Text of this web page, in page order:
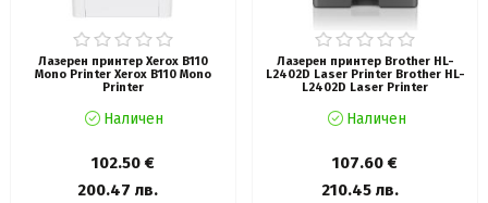
Лазерен принтер Xerox B110
Mono Printer Xerox B110 Mono
Printer
Наличен
102.50 €
200.47 лв.
Лазерен принтер Brother HL-
L2402D Laser Printer Brother HL-
L2402D Laser Printer
Наличен
107.60 €
210.45 лв.